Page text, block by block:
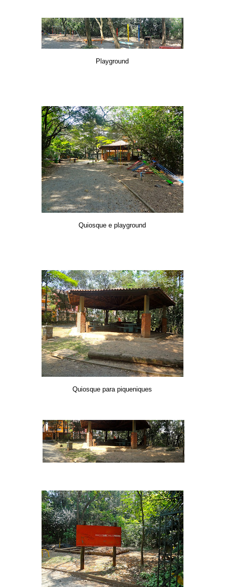
Playground
Quiosque e playground
Quiosque para piqueniques